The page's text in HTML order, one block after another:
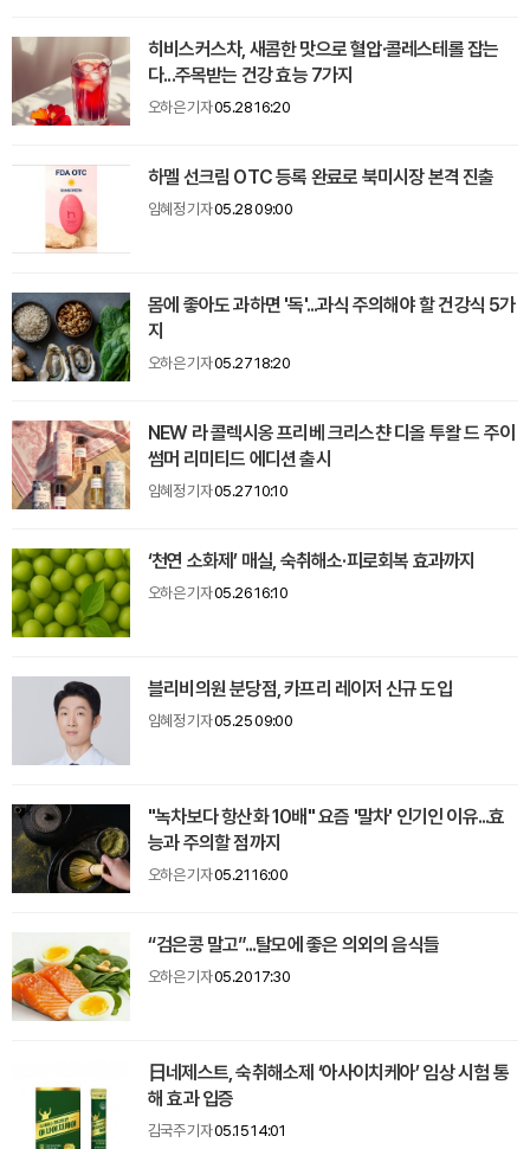
히비스커스차, 새콤한 맛으로 혈압·콜레스테롤 잡는
다...주목받는 건강 효능 7가지
오하은 기자05.28 16:20
하멜 선크림 OTC 등록 완료로 북미시장 본격 진출
임혜정 기자05.28 09:00
몸에 좋아도 과하면 '독'...과식 주의해야 할 건강식 5가
지
오하은 기자05.27 18:20
NEW 라 콜렉시옹 프리베 크리스챤 디올 투왈 드 주이
썸머 리미티드 에디션 출시
임혜정 기자05.27 10:10
‘천연 소화제’ 매실, 숙취해소·피로회복 효과까지
오하은 기자05.26 16:10
블리비의원 분당점, 카프리 레이저 신규 도입
임혜정 기자05.25 09:00
"녹차보다 항산화 10배" 요즘 '말차' 인기인 이유...효
능과 주의할 점까지
오하은 기자05.21 16:00
“검은콩 말고”...탈모에 좋은 의외의 음식들
오하은 기자05.20 17:30
日네제스트, 숙취해소제 ‘아사이치케아’ 임상 시험 통
해 효과 입증
김국주 기자05.15 14:01